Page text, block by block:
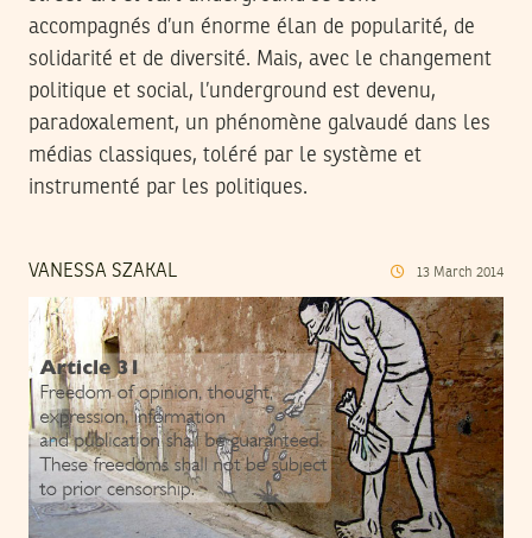
accompagnés d’un énorme élan de popularité, de
solidarité et de diversité. Mais, avec le changement
politique et social, l’underground est devenu,
paradoxalement, un phénomène galvaudé dans les
médias classiques, toléré par le système et
instrumenté par les politiques.
VANESSA SZAKAL 13 March 2014